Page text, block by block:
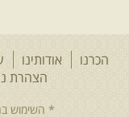
הכרנו אודותינו
הצהרת